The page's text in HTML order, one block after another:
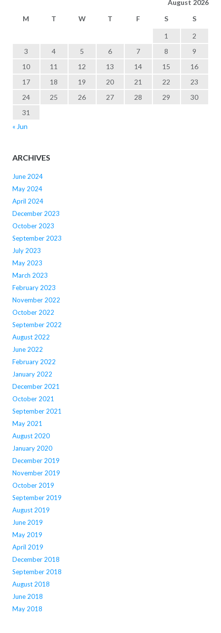
August 2026
M
T W T F S S
1
2
3
4 5 6 7 8
9
10
11 12 13 14 15
16
17
18 19 20 21 22
23
24
25 26 27 28 29
30
31
« Jun
ARCHIVES
June 2024
May 2024
April 2024
December 2023
October 2023
September 2023
July 2023
May 2023
March 2023
February 2023
November 2022
October 2022
September 2022
August 2022
June 2022
February 2022
January 2022
December 2021
October 2021
September 2021
May 2021
August 2020
January 2020
December 2019
November 2019
October 2019
September 2019
August 2019
June 2019
May 2019
April 2019
December 2018
September 2018
August 2018
June 2018
May 2018